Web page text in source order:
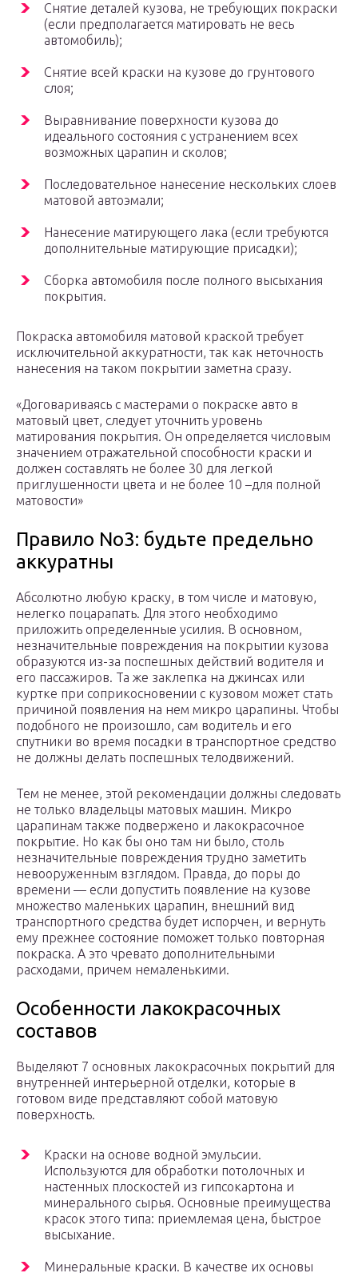
Снятие деталей кузова, не требующих покраски
(если предполагается матировать не весь
автомобиль);
Снятие всей краски на кузове до грунтового
слоя;
Выравнивание поверхности кузова до
идеального состояния с устранением всех
возможных царапин и сколов;
Последовательное нанесение нескольких слоев
матовой автоэмали;
Нанесение матирующего лака (если требуются
дополнительные матирующие присадки);
Сборка автомобиля после полного высыхания
покрытия.
Покраска автомобиля матовой краской требует
исключительной аккуратности, так как неточность
нанесения на таком покрытии заметна сразу.
«Договариваясь с мастерами о покраске авто в
матовый цвет, следует уточнить уровень
матирования покрытия. Он определяется числовым
значением отражательной способности краски и
должен составлять не более 30 для легкой
приглушенности цвета и не более 10 –для полной
матовости»
Правило No3: будьте предельно
аккуратны
Абсолютно любую краску, в том числе и матовую,
нелегко поцарапать. Для этого необходимо
приложить определенные усилия. В основном,
незначительные повреждения на покрытии кузова
образуются из-за поспешных действий водителя и
его пассажиров. Та же заклепка на джинсах или
куртке при соприкосновении с кузовом может стать
причиной появления на нем микро царапины. Чтобы
подобного не произошло, сам водитель и его
спутники во время посадки в транспортное средство
не должны делать поспешных телодвижений.
Тем не менее, этой рекомендации должны следовать
не только владельцы матовых машин. Микро
царапинам также подвержено и лакокрасочное
покрытие. Но как бы оно там ни было, столь
незначительные повреждения трудно заметить
невооруженным взглядом. Правда, до поры до
времени — если допустить появление на кузове
множество маленьких царапин, внешний вид
транспортного средства будет испорчен, и вернуть
ему прежнее состояние поможет только повторная
покраска. А это чревато дополнительными
расходами, причем немаленькими.
Особенности лакокрасочных
составов
Выделяют 7 основных лакокрасочных покрытий для
внутренней интерьерной отделки, которые в
готовом виде представляют собой матовую
поверхность.
Краски на основе водной эмульсии.
Используются для обработки потолочных и
настенных плоскостей из гипсокартона и
минерального сырья. Основные преимущества
красок этого типа: приемлемая цена, быстрое
высыхание.
Минеральные краски. В качестве их основы